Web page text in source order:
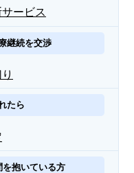
ービス
継続を交渉
たら
抱いている方